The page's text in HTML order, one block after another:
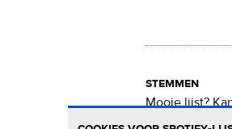
stemmen
Mooie lijst?
nu voor de